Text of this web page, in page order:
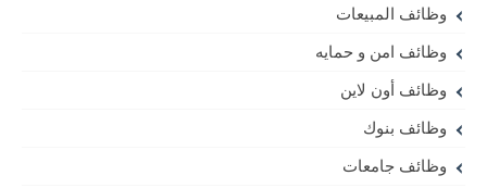
وظائف المبيعات
وظائف امن و حمايه
وظائف أون لاين
وظائف بنوك
وظائف جامعات